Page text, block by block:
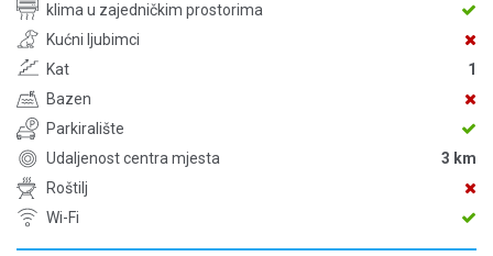
klima u zajedničkim prostorima
Kućni ljubimci
Kat
1
Bazen
Parkiralište
Udaljenost centra mjesta
3 km
Roštilj
Wi-Fi